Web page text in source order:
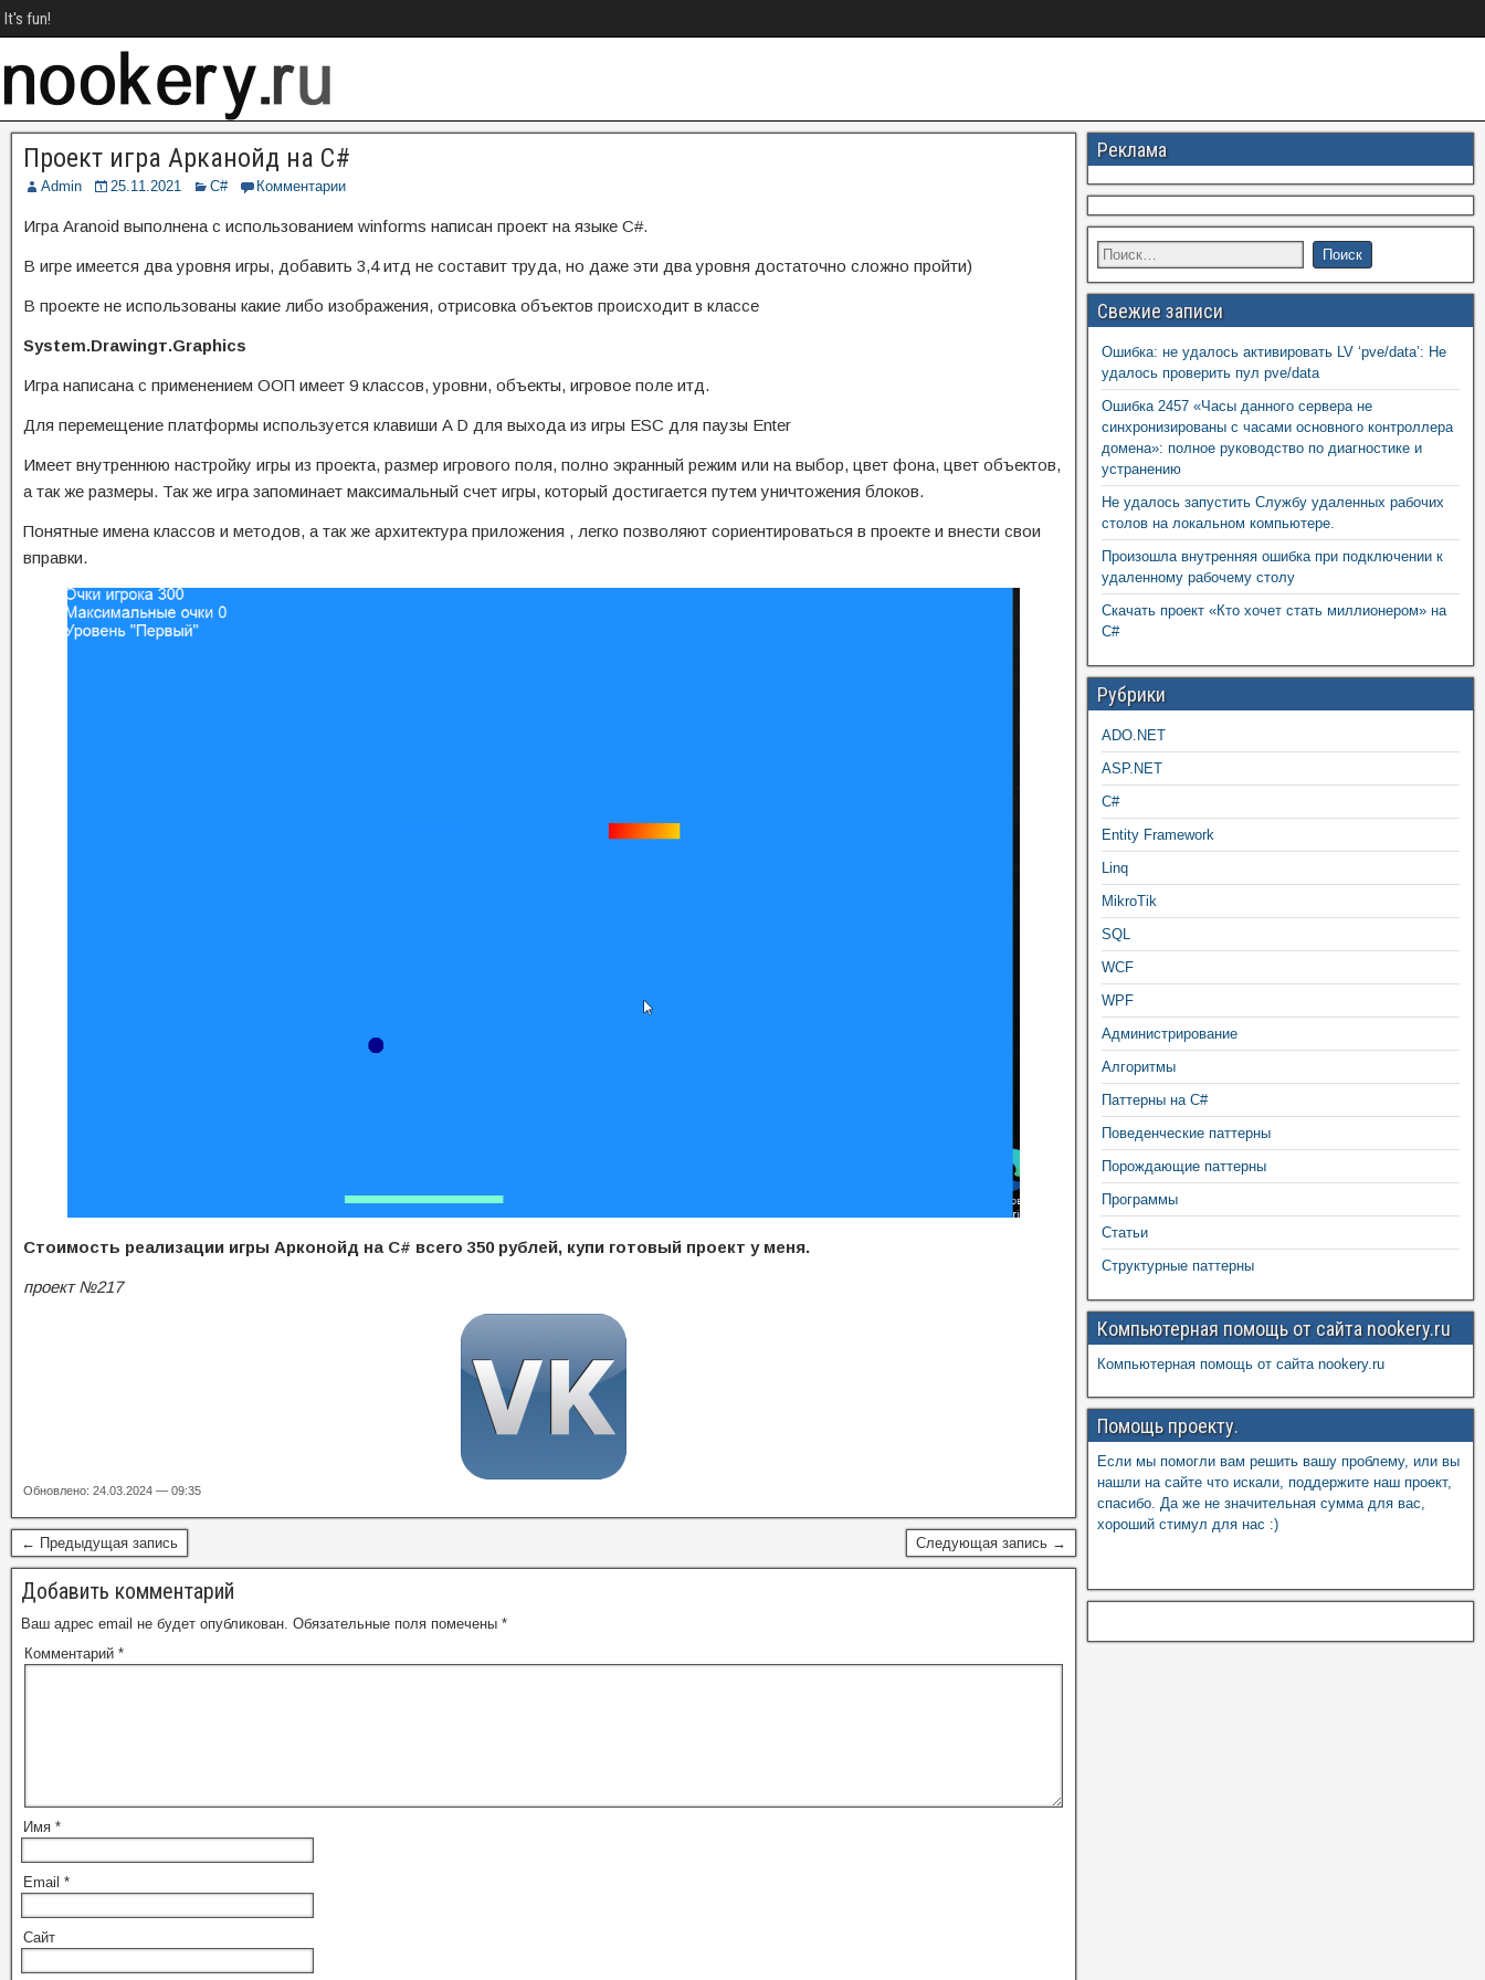
It's fun!
Проект игра Арканойд на C#
Admin 25.11.2021 C# Комментарии
Игра Aranoid выполнена с использованием winforms написан проект на языке C#.
В игре имеется два уровня игры, добавить 3,4 итд не составит труда, но даже эти два уровня достаточно сложно пройти)
В проекте не использованы какие либо изображения, отрисовка объектов происходит в классе
System.Drawingт.Graphics
Игра написана с применением ООП имеет 9 классов, уровни, объекты, игровое поле итд.
Для перемещение платформы используется клавиши A D для выхода из игры ESC для паузы Enter
Имеет внутреннюю настройку игры из проекта, размер игрового поля, полно экранный режим или на выбор, цвет фона, цвет объектов,
а так же размеры. Так же игра запоминает максимальный счет игры, который достигается путем уничтожения блоков.
Понятные имена классов и методов, а так же архитектура приложения , легко позволяют сориентироваться в проекте и внести свои
вправки.
Стоимость реализации игры Арконойд на C# всего 350 рублей, купи готовый проект у меня.
проект №217
Обновлено: 24.03.2024 — 09:35
← Предыдущая запись Следующая запись →
Добавить комментарий
Ваш адрес email не будет опубликован. Обязательные поля помечены *
Комментарий *
Имя *
Email *
Сайт
Реклама
Свежие записи
Ошибка: не удалось активировать LV ‘pve/data’: Не
удалось проверить пул pve/data
Ошибка 2457 «Часы данного сервера не
синхронизированы с часами основного контроллера
домена»: полное руководство по диагностике и
устранению
Не удалось запустить Службу удаленных рабочих
столов на локальном компьютере.
Произошла внутренняя ошибка при подключении к
удаленному рабочему столу
Скачать проект «Кто хочет стать миллионером» на
C#
Рубрики
ADO.NET
ASP.NET
C#
Entity Framework
Linq
MikroTik
SQL
WCF
WPF
Администрирование
Алгоритмы
Паттерны на C#
Поведенческие паттерны
Порождающие паттерны
Программы
Статьи
Структурные паттерны
Компьютерная помощь от сайта nookery.ru
Компьютерная помощь от сайта nookery.ru
Помощь проекту.
Если мы помогли вам решить вашу проблему, или вы
нашли на сайте что искали, поддержите наш проект,
спасибо. Да же не значительная сумма для вас,
хороший стимул для нас :)